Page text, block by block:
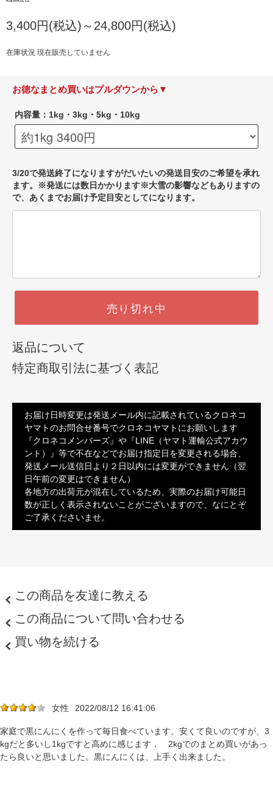
3,400円(税込)～24,800円(税込)
在庫状況 現在販売していません
お徳なまとめ買いはプルダウンから▼
内容量：1kg・3kg・5kg・10kg
3/20で発送終了になりますがだいたいの発送目安のご希望を承れ
ます。※発送には数日かかります※大雪の影響などもありますの
で、あくまでお届け予定目安としてになります。
売り切れ中
返品について
特定商取引法に基づく表記
お届け日時変更は発送メール内に記載されているクロネコ
ヤマトのお問合せ番号でクロネコヤマトにお願いします
『クロネコメンバーズ』や『LINE（ヤマト運輸公式アカウ
ント）』等で不在などでお届け指定日を変更される場合、
発送メール送信日より２日以内には変更ができません（翌
日午前の変更はできません）
各地方の出荷元が混在しているため、実際のお届け可能日
数が正しく表示されないことがございますので、なにとぞ
ご了承くださいませ。
この商品を友達に教える
この商品について問い合わせる
買い物を続ける
女性 2022/08/12 16:41:06
家庭で黒にんにくを作って毎日食べています。安くて良いのですが、3
kgだと多いし1kgですと高めに感じます． 2kgでのまとめ買いがあっ
たら良いと思いました。黒にんにくは、上手く出来ました。